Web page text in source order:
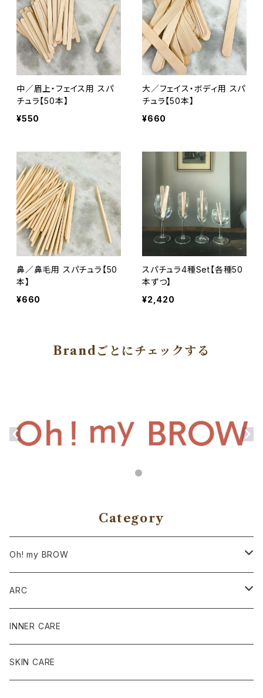
中／眉上・フェイス用 スパ
チュラ【50本】
¥550
大／フェイス・ボディ用 スパ
チュラ【50本】
¥660
鼻／鼻毛用 スパチュラ【50
本】
¥660
スパチュラ4種Set【各種50
本ずつ】
¥2,420
Brandごとにチェックする
Category
Oh! my BROW
サロン導入商品
ワックス商品
ケア商品
ARC
SET
定番12種各種
INNER CARE
SKIN CARE